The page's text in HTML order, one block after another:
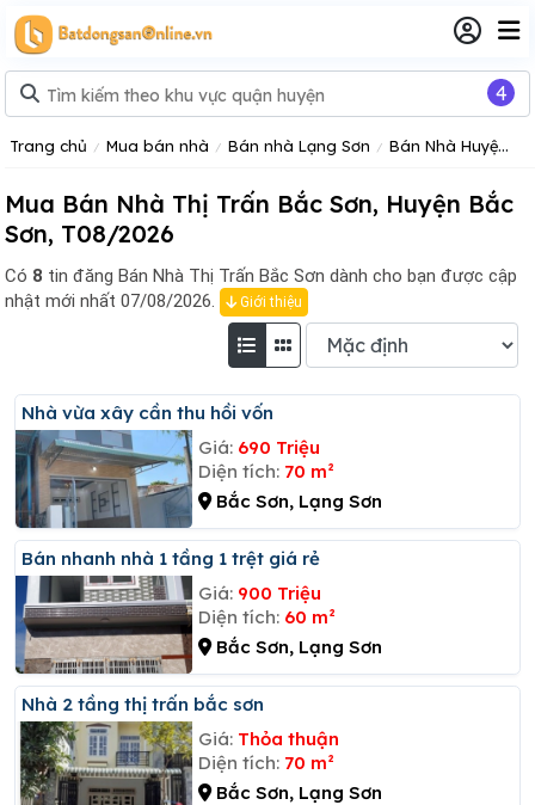
Trang chủ Mua bán nhà Bán nhà Lạng Sơn Bán Nhà Huyện Bắc Sơn
Mua Bán Nhà Thị Trấn Bắc Sơn, Huyện Bắc
Sơn, T08/2026
Có 8 tin đăng Bán Nhà Thị Trấn Bắc Sơn dành cho bạn được cập
nhật mới nhất 07/08/2026.
Giới thiệu
Nhà vừa xây cần thu hồi vốn
Giá: 690 Triệu
Diện tích: 70 m²
Bắc Sơn, Lạng Sơn
Bán nhanh nhà 1 tầng 1 trệt giá rẻ
Giá: 900 Triệu
Diện tích: 60 m²
Bắc Sơn, Lạng Sơn
Nhà 2 tầng thị trấn bắc sơn
Giá: Thỏa thuận
Diện tích: 70 m²
Bắc Sơn, Lạng Sơn
4